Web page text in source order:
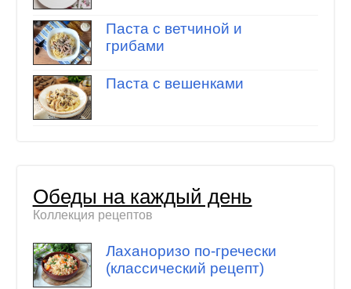
Паста с ветчиной и
грибами
Паста с вешенками
Обеды на каждый день
Коллекция рецептов
Лаханоризо по-гречески
(классический рецепт)